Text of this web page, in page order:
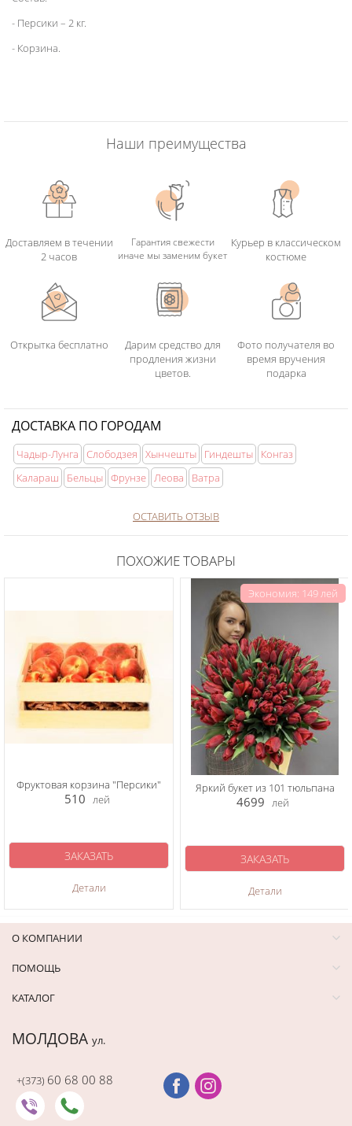
- Персики – 2 кг.
- Корзина.
Наши преимущества
Доставляем в течении
2 часов
Гарантия свежести
иначе мы заменим букет
Курьер в классическом
костюме
Открытка бесплатно
Дарим средство для
продления жизни
цветов.
Фото получателя во
время вручения
подарка
ДОСТАВКА ПО ГОРОДАМ
Чадыр-Лунга Слободзея Хынчешты Гиндешты
Конгаз
Калараш
Бельцы Фрунзе Леова Ватра
ОСТАВИТЬ ОТЗЫВ
ПОХОЖИЕ ТОВАРЫ
Фруктовая корзина "Персики"
510 лей
Детали
ЗАКАЗАТЬ
Экономия: 149 лей
Яркий букет из 101 тюльпана
4699 лей
Детали
ЗАКАЗАТЬ
О КОМПАНИИ
ПОМОЩЬ
КАТАЛОГ
МОЛДОВА ул.
+(373) 60 68 00 88